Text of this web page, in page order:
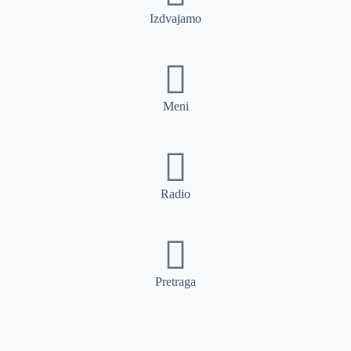
Izdvajamo
Meni
Radio
Pretraga